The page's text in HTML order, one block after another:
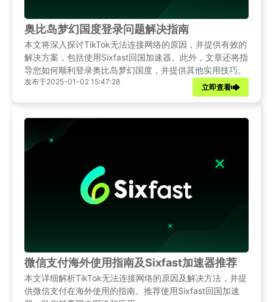
奥比岛梦幻国度登录问题解决指南
本文将深入探讨TikTok无法连接网络的原因，并提供有效的
解决方案，包括使用Sixfast回国加速器。此外，文章还将指
导您如何顺利登录奥比岛梦幻国度，并提供其他实用技巧。
发布于2025-01-02 15:47:28
立即查看
微信支付海外使用指南及Sixfast加速器推荐
本文详细解析TikTok无法连接网络的原因及解决方法，并提
供微信支付在海外使用的指南。推荐使用Sixfast回国加速